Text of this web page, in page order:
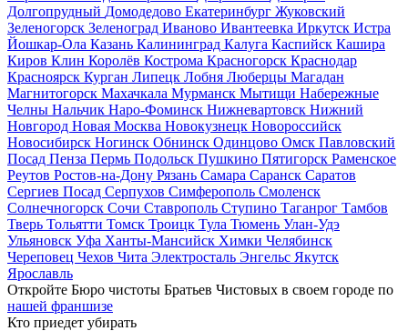
Долгопрудный Домодедово Екатеринбург Жуковский
Зеленогорск Зеленоград Иваново Ивантеевка Иркутск Истра
Йошкар-Ола Казань Калининград Калуга Каспийск Кашира
Киров Клин Королёв Кострома Красногорск Краснодар
Красноярск Курган Липецк Лобня Люберцы Магадан
Магнитогорск Махачкала Мурманск Мытищи Набережные
Челны Нальчик Наро-Фоминск Нижневартовск Нижний
Новгород Новая Москва Новокузнецк Новороссийск
Новосибирск Ногинск Обнинск Одинцово Омск Павловский
Посад Пенза Пермь Подольск Пушкино Пятигорск Раменское
Реутов Ростов-на-Дону Рязань Самара Саранск Саратов
Сергиев Посад Серпухов Симферополь Смоленск
Солнечногорск Сочи Ставрополь Ступино Таганрог Тамбов
Тверь Тольятти Томск Троицк Тула Тюмень Улан-Удэ
Ульяновск Уфа Ханты-Мансийск Химки Челябинск
Череповец Чехов Чита Электросталь Энгельс Якутск
Ярославль
Откройте Бюро чистоты Братьев Чистовых в своем городе по
нашей франшизе
Кто приедет убирать